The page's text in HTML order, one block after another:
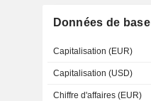
Données de base
Capitalisation (EUR)
Capitalisation (USD)
Chiffre d'affaires (EUR)